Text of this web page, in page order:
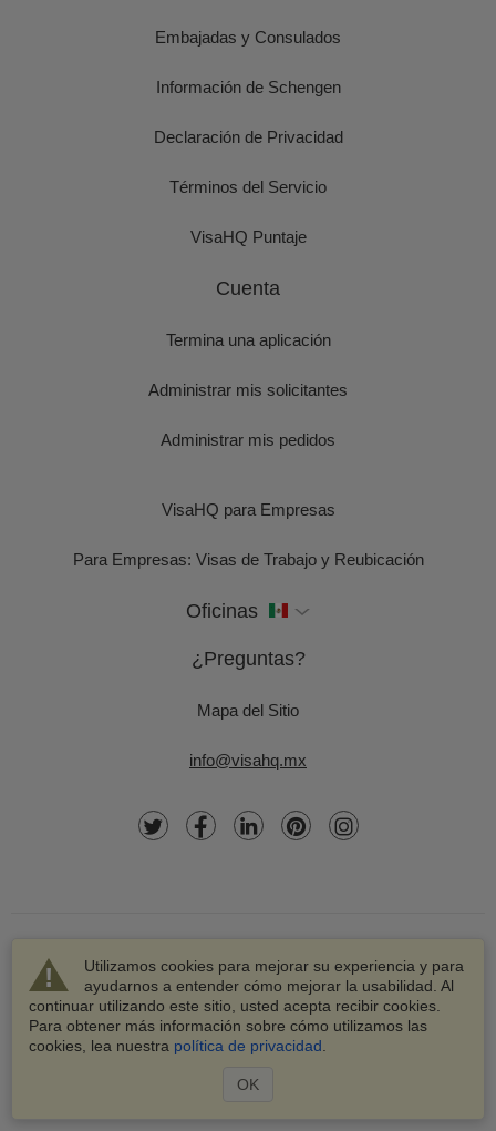
Utilizamos cookies para mejorar su experiencia y para
ayudarnos a entender cómo mejorar la usabilidad. Al
continuar utilizando este sitio, usted acepta recibir cookies.
Para obtener más información sobre cómo utilizamos las
cookies, lea nuestra política de privacidad
OK
Embajadas y Consulados
Información de Schengen
Declaración de Privacidad
Términos del Servicio
VisaHQ Puntaje
Cuenta
Termina una aplicación
Administrar mis solicitantes
Administrar mis pedidos
VisaHQ para Empresas
Para Empresas: Visas de Trabajo y Reubicación
Oficinas
¿Preguntas?
Mapa del Sitio
info@visahq.mx
© 2003-2026 VisaHQ.com, Inc. Todos los derechos
reservados.
VisaHQ y el logotipo de VisaHQ son marcas registradas de
VisaHQ.com, Inc.